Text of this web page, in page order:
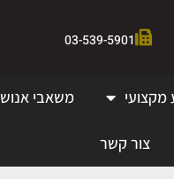
03-539-5901
מקצועי משאבי אנוש
צור קשר